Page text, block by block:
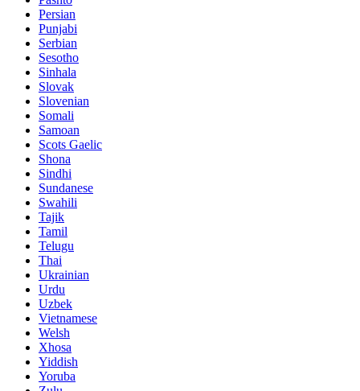
Persian
Punjabi
Serbian
Sesotho
Sinhala
Slovak
Slovenian
Somali
Samoan
Scots Gaelic
Shona
Sindhi
Sundanese
Swahili
Tajik
Tamil
Telugu
Thai
Ukrainian
Urdu
Uzbek
Vietnamese
Welsh
Xhosa
Yiddish
Yoruba